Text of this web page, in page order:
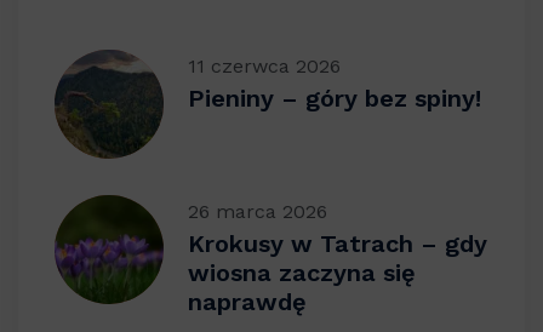
11 czerwca 2026
Pieniny – góry bez spiny!
26 marca 2026
Krokusy w Tatrach – gdy
wiosna zaczyna się
naprawdę